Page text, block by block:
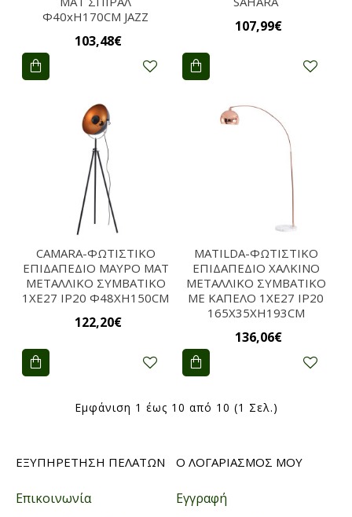
Φ40xH170CM JAZZ
103,48€
107,99€
CAMARA-ΦΩΤΙΣΤΙΚΟ
ΕΠΙΔΑΠΕΔΙΟ ΜΑΥΡΟ ΜΑΤ
ΜΕΤΑΛΛΙΚΟ ΣΥΜΒΑΤΙΚΟ
1ΧΕ27 IP20 Φ48ΧΗ150CM
122,20€
MATILDA-ΦΩΤΙΣΤΙΚΟ
ΕΠΙΔΑΠΕΔΙΟ ΧΑΛΚΙΝΟ
ΜΕΤΑΛΛΙΚΟ ΣΥΜΒΑΤΙΚΟ
ΜΕ ΚΑΠΕΛΟ 1ΧΕ27 IP20
165Χ35ΧΗ193CM
136,06€
Εμφάνιση 1 έως 10 από 10 (1 Σελ.)
ΕΞΥΠΗΡΕΤΗΣΗ ΠΕΛΑΤΩΝ
Επικοινωνία
Ο ΛΟΓΑΡΙΑΣΜΟΣ ΜΟΥ
Εγγραφή